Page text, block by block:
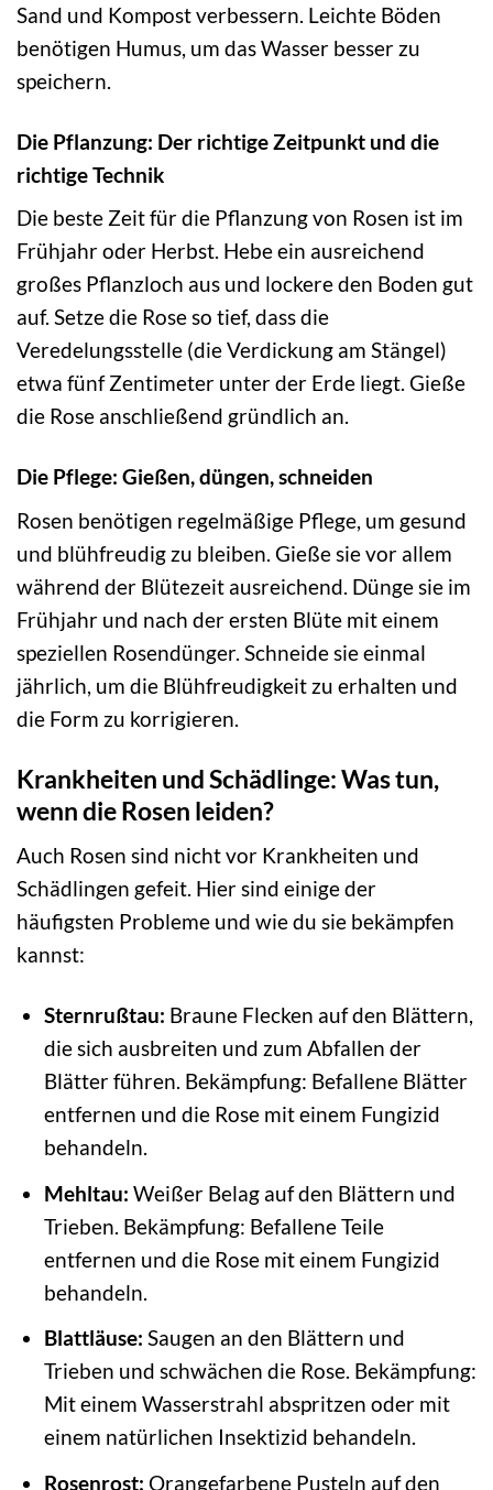
Sand und Kompost verbessern. Leichte Böden
benötigen Humus, um das Wasser besser zu
speichern.
Die Pflanzung: Der richtige Zeitpunkt und die
richtige Technik
Die beste Zeit für die Pflanzung von Rosen ist im
Frühjahr oder Herbst. Hebe ein ausreichend
großes Pflanzloch aus und lockere den Boden gut
auf. Setze die Rose so tief, dass die
Veredelungsstelle (die Verdickung am Stängel)
etwa fünf Zentimeter unter der Erde liegt. Gieße
die Rose anschließend gründlich an.
Die Pflege: Gießen, düngen, schneiden
Rosen benötigen regelmäßige Pflege, um gesund
und blühfreudig zu bleiben. Gieße sie vor allem
während der Blütezeit ausreichend. Dünge sie im
Frühjahr und nach der ersten Blüte mit einem
speziellen Rosendünger. Schneide sie einmal
jährlich, um die Blühfreudigkeit zu erhalten und
die Form zu korrigieren.
Krankheiten und Schädlinge: Was tun,
wenn die Rosen leiden?
Auch Rosen sind nicht vor Krankheiten und
Schädlingen gefeit. Hier sind einige der
häufigsten Probleme und wie du sie bekämpfen
kannst:
Sternrußtau: Braune Flecken auf den Blättern,
die sich ausbreiten und zum Abfallen der
Blätter führen. Bekämpfung: Befallene Blätter
entfernen und die Rose mit einem Fungizid
behandeln.
Mehltau: Weißer Belag auf den Blättern und
Trieben. Bekämpfung: Befallene Teile
entfernen und die Rose mit einem Fungizid
behandeln.
Blattläuse: Saugen an den Blättern und
Trieben und schwächen die Rose. Bekämpfung:
Mit einem Wasserstrahl abspritzen oder mit
einem natürlichen Insektizid behandeln.
Rosenrost: Orangefarbene Pusteln auf den